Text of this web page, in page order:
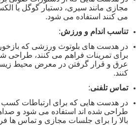
مجازی مانند سیری، دستیار گوگل یا
می کنند استفاده می شود.
تناسب اندام و ورزش :
در هدست های بلوتوث ورزشی که
برای تمرینات فراهم می کنند، طراحی شده
عرق و قرار گرفتن در معرض محیط
کنند.
تماس تلفنی :
در هدست هایی که برای ارتباطات کسب
طراحی شده اند استفاده می شود و
بالا را برای جلسات مجازی و تماس ها